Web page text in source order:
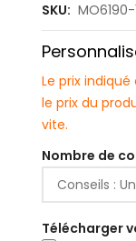
SKU: MO6190-
Le prix
le prix du
vite.
Nombre de
Télécharger